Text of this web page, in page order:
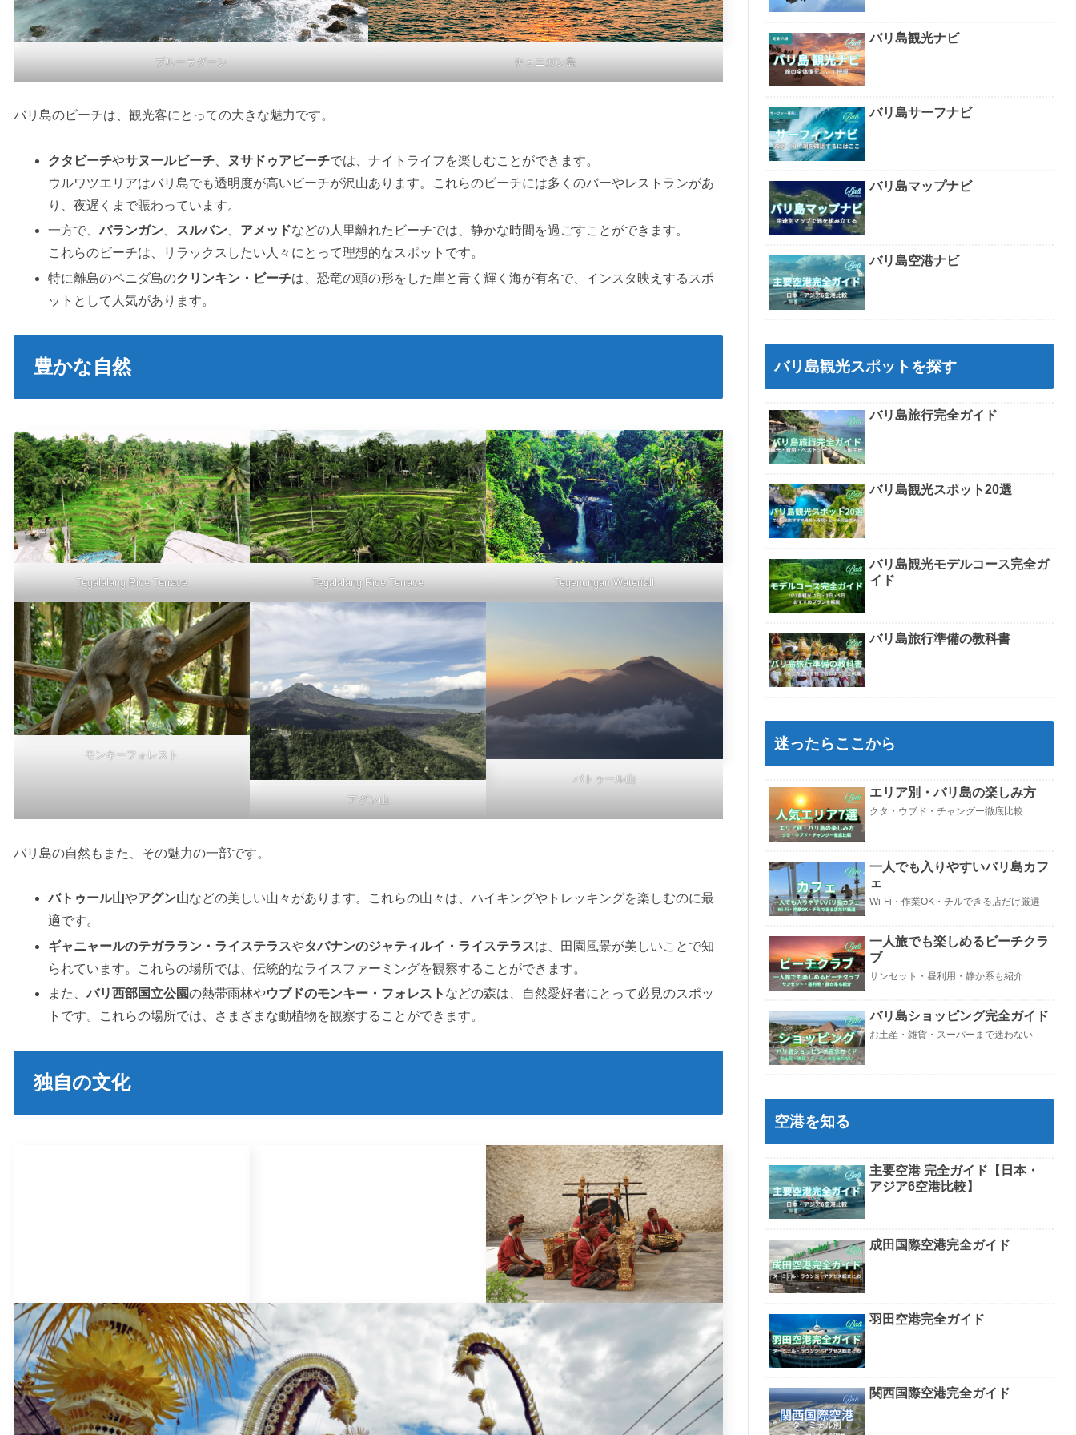
ブルーラグーン チュニガン島
バリ島のビーチは、観光客にとっての大きな魅力です。
クタビーチやサヌールビーチ、 ヌサドゥアビーチでは、ナイトライフを楽しむことができます。
ウルワツエリアはバリ島でも透明度が高いビーチが沢山あります。これらのビーチには多くのバーやレストランがあ
り、夜遅くまで賑わっています。
一方で、バランガン、 スルバン、 アメッドなどの人里離れたビーチでは、静かな時間を過ごすことができます。
これらのビーチは、リラックスしたい人々にとって理想的なスポットです。
特に離島のペニダ島のクリンキン・ビーチは、恐竜の頭の形をした崖と青く輝く海が有名で、インスタ映えするスポ
ットとして人気があります。
豊かな自然
Tegalalang Rice Terrace Tegalalang Rice Terrace Tegenungan Waterfall
モンキーフォレスト
アグン山
バトゥール山
バリ島の自然もまた、その魅力の一部です。
バトゥール山やアグン山などの美しい山々があります。これらの山々は、ハイキングやトレッキングを楽しむのに最
適です。
ギャニャールのテガララン・ライステラスやタバナンのジャティルイ・ライステラスは、田園風景が美しいことで知
られています。これらの場所では、伝統的なライスファーミングを観察することができます。
また、バリ西部国立公園の熱帯雨林やウブドのモンキー・フォレスト などの森は、自然愛好者にとって必見のスポッ
トです。これらの場所では、さまざまな動植物を観察することができます。
独自の文化
バリ島観光ナビ
バリ島サーフナビ
バリ島マップナビ
バリ島空港ナビ
バリ島観光スポットを探す
バリ島旅行完全ガイド
バリ島観光スポット20選
バリ島観光モデルコース完全ガ
イド
バリ島旅行準備の教科書
迷ったらここから
エリア別・バリ島の楽しみ方
クタ・ウブド・チャングー徹底比較
一人でも入りやすいバリ島カフ
ェ
Wi-Fi・作業OK・チルできる店だけ厳選
一人旅でも楽しめるビーチクラ
ブ
サンセット・昼利用・静か系も紹介
バリ島ショッピング完全ガイド
お土産・雑貨・スーパーまで迷わない
空港を知る
主要空港 完全ガイド【日本・
アジア6空港比較】
成田国際空港完全ガイド
羽田空港完全ガイド
関西国際空港完全ガイド